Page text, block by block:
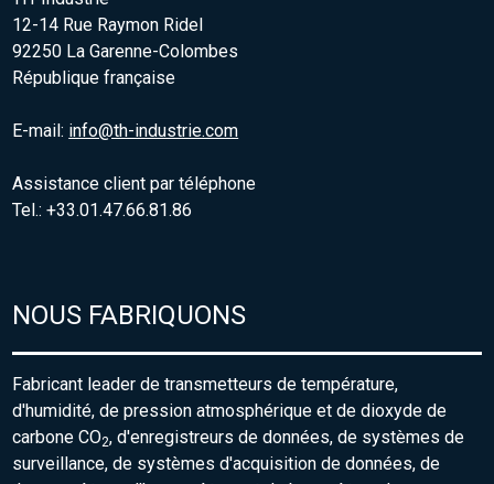
12-14 Rue Raymon Ridel
92250 La Garenne-Colombes
République française
E-mail: info@th-industrie.com
Assistance client par téléphone
Tel.: +33.01.47.66.81.86
NOUS FABRIQUONS
Fabricant leader de transmetteurs de température,
d'humidité, de pression atmosphérique et de dioxyde de
carbone CO2, d'enregistreurs de données, de systèmes de
surveillance, de systèmes d'acquisition de données, de